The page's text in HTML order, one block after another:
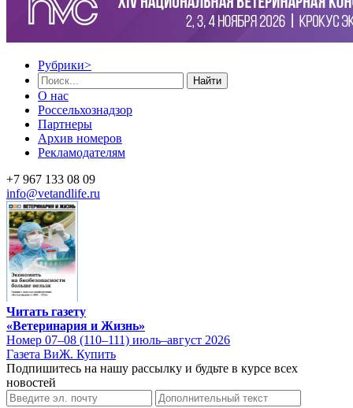
Рубрики>
Найти
О нас
Россельхознадзор
Партнеры
Архив номеров
Рекламодателям
+7 967 133 08 09
info@vetandlife.ru
Читать газету
«Ветеринария и Жизнь»
Номер 07–08 (110–111) июль–август 2026
Газета ВиЖ. Купить
Подпишитесь на нашу рассылку и будьте в курсе всех
новостей